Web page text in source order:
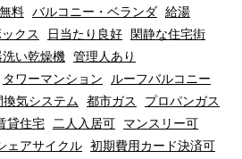
料 バルコニー・ベランダ 給湯
クス 日当たり良好
閑静な住宅街
洗い乾燥機 管理人あり
タワーマンション
ルーフバルコニー
換気システム 都市ガス
プロパンガス
貸住宅 二人入居可
マンスリー可
ェアサイクル 初期費用カード決済可